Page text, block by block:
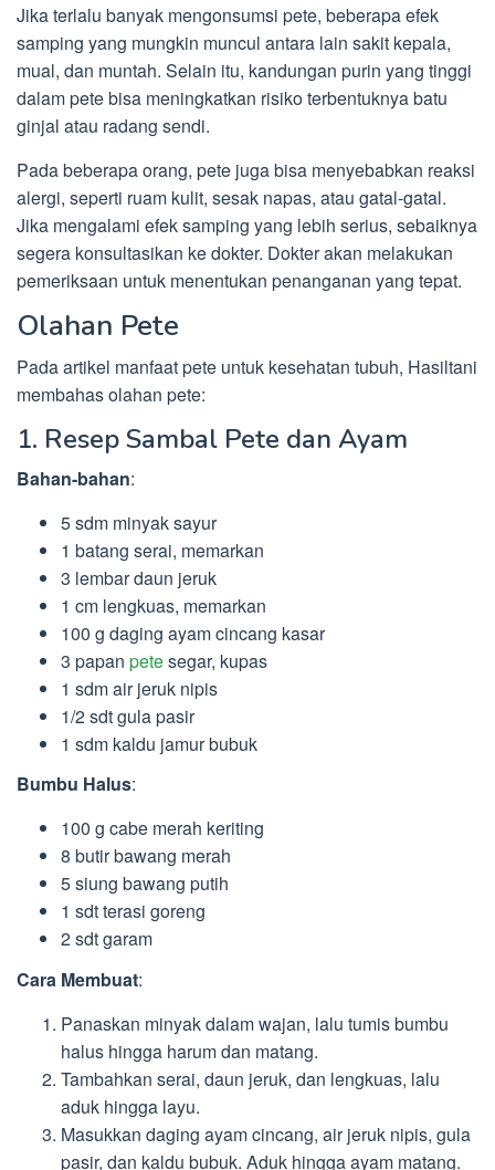
Jika terlalu banyak mengonsumsi pete, beberapa efek
samping yang mungkin muncul antara lain sakit kepala,
mual, dan muntah. Selain itu, kandungan purin yang tinggi
dalam pete bisa meningkatkan risiko terbentuknya batu
ginjal atau radang sendi.
Pada beberapa orang, pete juga bisa menyebabkan reaksi
alergi, seperti ruam kulit, sesak napas, atau gatal-gatal.
Jika mengalami efek samping yang lebih serius, sebaiknya
segera konsultasikan ke dokter. Dokter akan melakukan
pemeriksaan untuk menentukan penanganan yang tepat.
Olahan Pete
Pada artikel manfaat pete untuk kesehatan tubuh, Hasiltani
membahas olahan pete:
1. Resep Sambal Pete dan Ayam
Bahan-bahan:
5 sdm minyak sayur
1 batang serai, memarkan
3 lembar daun jeruk
1 cm lengkuas, memarkan
100 g daging ayam cincang kasar
3 papan petesegar, kupas
1 sdm air jeruk nipis
1/2 sdt gula pasir
1 sdm kaldu jamur bubuk
Bumbu Halus:
100 g cabe merah keriting
8 butir bawang merah
5 siung bawang putih
1 sdt terasi goreng
2 sdt garam
Cara Membuat:
Panaskan minyak dalam wajan, lalu tumis bumbu
halus hingga harum dan matang.
Tambahkan serai, daun jeruk, dan lengkuas, lalu
aduk hingga layu.
Masukkan daging ayam cincang, air jeruk nipis, gula
pasir, dan kaldu bubuk. Aduk hingga ayam matang.